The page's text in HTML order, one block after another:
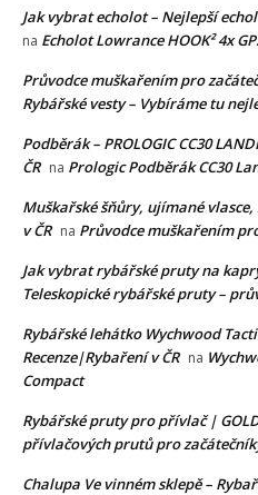
Jak vybrat echolot – Nejlepší
na Echolot Lowrance HOOK² 4x
Průvodce muškařením pro
Rybářské vesty – Vybíráme tu
Podběrák – PROLOGIC CC30
ČR na Prologic Podběrák CC30
Muškařské šňůry, ujímané
v ČR na Průvodce muškařením
Jak vybrat rybářské pruty na
Teleskopické rybářské pruty –
Rybářské lehátko Wychwood
Recenze|Rybaření v ČR na
Compact
Rybářské pruty pro přívlač |
přívlačových prutů pro
Chalupa Ve vinném sklepě –